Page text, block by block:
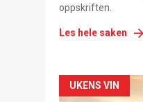
oppskriften.
Les hele saken
Forsiden
UKENS VIN